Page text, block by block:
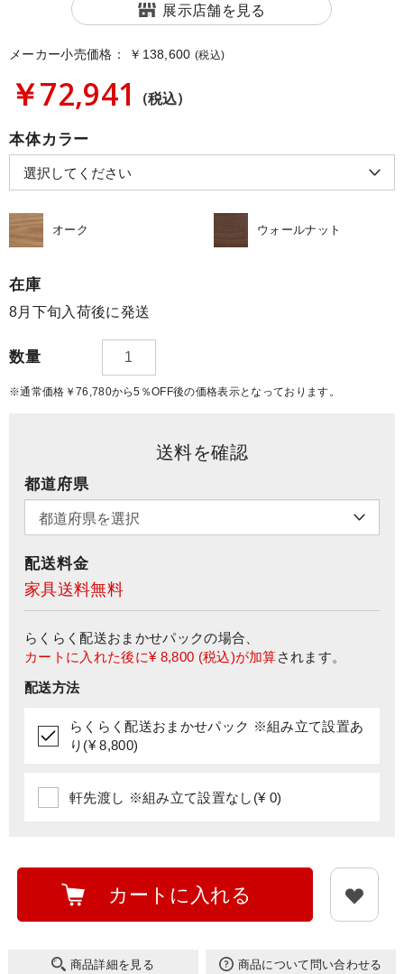
展示店舗を見る
メーカー小売価格： ￥138,600 (税込)
￥72,941 (税込)
本体カラー
オーク ウォールナット
在庫
8月下旬入荷後に発送
数量
※通常価格￥76,780から5％OFF後の価格表示となっております。
送料を確認
都道府県
配送料金
家具送料無料
らくらく配送おまかせパックの場合、
カートに入れた後に¥ 8,800 (税込)が加算されます。
配送方法
らくらく配送おまかせパック ※組み立て設置あ
り(¥ 8,800)
軒先渡し ※組み立て設置なし(¥ 0)
カートに入れる
商品詳細を見る 商品について問い合わせる